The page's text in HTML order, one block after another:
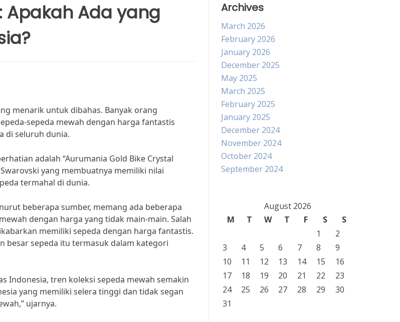
Apakah Ada yang
menarik untuk dibahas. Banyak orang
sepeda mewah dengan harga fantastis
di seluruh dunia.
adalah “Aurumania Gold Bike Crystal
yang membuatnya memiliki nilai
termahal di dunia.
beberapa sumber, memang ada beberapa
dengan harga yang tidak main-main. Salah
memiliki sepeda dengan harga fantastis.
besar sepeda itu termasuk dalam kategori
Indonesia, tren koleksi sepeda mewah semakin
yang memiliki selera tinggi dan tidak segan
ujarnya.
Archives
March 2026
February 2026
January 2026
December 2025
May 2025
March 2025
February 2025
January 2025
December 2024
November 2024
October 2024
September 2024
August 2026
M
T W T F S
S
1
2
3
4 5 6 7 8
9
10
11 12 13 14 15
16
17
18 19 20 21 22
23
24
25 26 27 28 29
30
31